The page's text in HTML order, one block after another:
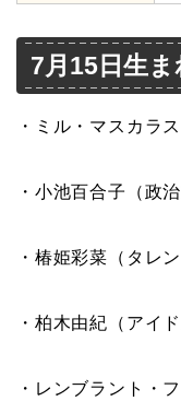
7月15日生
・ミル・マスカラ
・小池百合子（政治
・椿姫彩菜（タレン
・柏木由紀（アイド
・レンブラント・